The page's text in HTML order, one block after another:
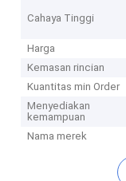
Cahaya Tinggi
Harga
Kemasan rincian
Kuantitas min Order
Menyediakan
kemampuan
Nama merek